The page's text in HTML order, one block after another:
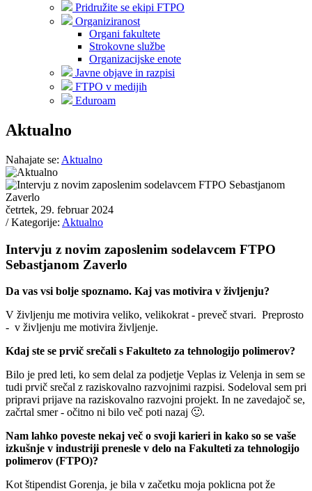
Pridružite se ekipi FTPO
Organiziranost
Organi fakultete
Strokovne službe
Organizacijske enote
Javne objave in razpisi
FTPO v medijih
Eduroam
Aktualno
Nahajate se: Aktualno
četrtek, 29. februar 2024
/ Kategorije: Aktualno
Intervju z novim zaposlenim sodelavcem FTPO
Sebastjanom Zaverlo
Da vas vsi bolje spoznamo. Kaj vas motivira v življenju?
V življenju me motivira veliko, velikokrat - preveč stvari. Preprosto
- v življenju me motivira življenje.
Kdaj ste se prvič srečali s Fakulteto za tehnologijo polimerov?
Bilo je pred leti, ko sem delal za podjetje Veplas iz Velenja in sem se
tudi prvič srečal z raziskovalno razvojnimi razpisi. Sodeloval sem pri
pripravi prijave na raziskovalno razvojni projekt. In ne zavedajoč se,
začrtal smer - očitno ni bilo več poti nazaj 🙂.
Nam lahko poveste nekaj več o svoji karieri in kako so se vaše
izkušnje v industriji prenesle v delo na Fakulteti za tehnologijo
polimerov (FTPO)?
Kot štipendist Gorenja, je bila v začetku moja poklicna pot že